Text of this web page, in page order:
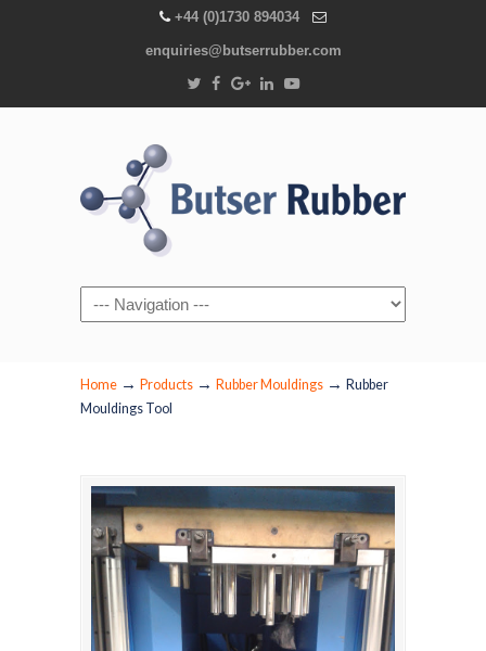
+44 (0)1730 894034
enquiries@butserrubber.com
Navigation
Home → Products → Rubber Mouldings → Rubber
Mouldings Tool